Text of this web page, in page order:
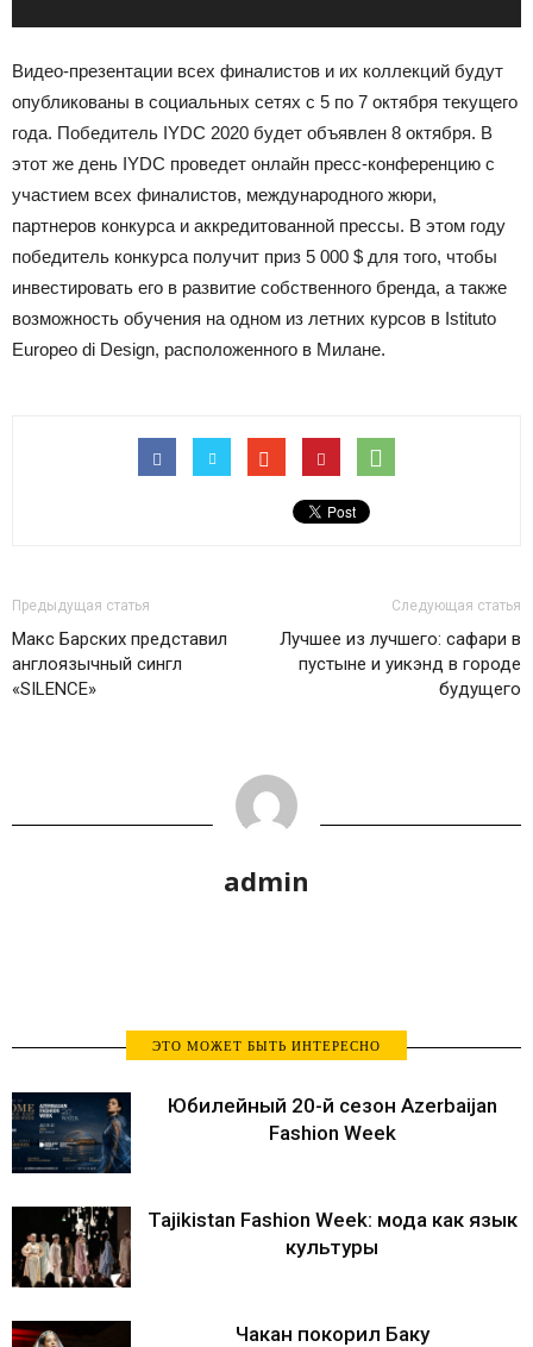
Видео-презентации всех финалистов и их коллекций будут
опубликованы в социальных сетях с 5 по 7 октября текущего
года. Победитель IYDC 2020 будет объявлен 8 октября. В
этот же день IYDC проведет онлайн пресс-конференцию с
участием всех финалистов, международного жюри,
партнеров конкурса и аккредитованной прессы. В этом году
победитель конкурса получит приз 5 000 $ для того, чтобы
инвестировать его в развитие собственного бренда, а также
возможность обучения на одном из летних курсов в Istituto
Europeo di Design, расположенного в Милане.
Предыдущая статья
Макс Барских представил
англоязычный сингл
«SILENCE»
Следующая статья
Лучшее из лучшего: сафари в
пустыне и уикэнд в городе
будущего
admin
ЭТО МОЖЕТ БЫТЬ ИНТЕРЕСНО
Юбилейный 20-й сезон Azerbaijan
Fashion Week
Tajikistan Fashion Week: мода как язык
культуры
Чакан покорил Баку